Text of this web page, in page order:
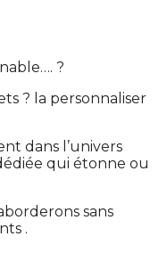
?
? la personnaliser
dans l’univers
qui étonne ou
sans
.